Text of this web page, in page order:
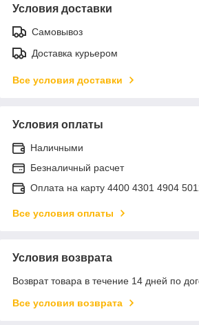
Условия доставки
Самовывоз
Доставка курьером
Все условия доставки
Условия оплаты
Наличными
Безналичный расчет
Оплата на карту 4400 4301 4904
Все условия оплаты
Условия возврата
Возврат товара в течение 14 дней по
Все условия возврата